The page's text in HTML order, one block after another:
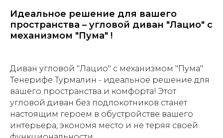
Идеальное решение для вашего
пространства – угловой диван "Лацио" с
механизмом "Пума" !
Диван угловой "Лацио" с механизмом "Пума"
Тенерифе Турмалин - идеальное решение для
вашего пространства и комфорта! Этот
угловой диван без подлокотников станет
настоящим героем в обустройстве вашего
интерьера, экономя место и не теряя своей